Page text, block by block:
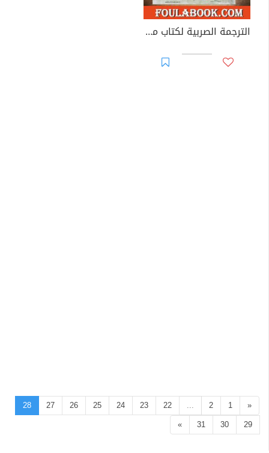
الترجمة الصربية لكتاب منافح الأيك في مساجلات النخب للدكتور محمد فتحي عبد العال
«
1
2
...
22
23
24
25
26
27
28
29
30
31
»